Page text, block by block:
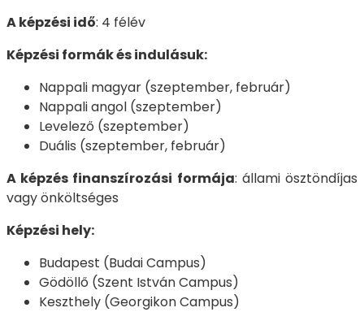
A képzési idő: 4 félév
Képzési formák és indulásuk:
Nappali magyar (szeptember, február)
Nappali angol (szeptember)
Levelező (szeptember)
Duális (szeptember, február)
A képzés finanszírozási formája: állami ösztöndíjas
vagy önköltséges
Képzési hely:
Budapest (Budai Campus)
Gödöllő (Szent István Campus)
Keszthely (Georgikon Campus)